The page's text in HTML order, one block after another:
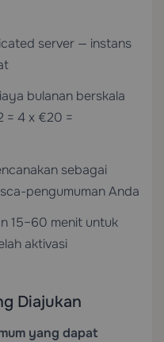
server — instans
bulanan berskala
= 4 x €20 =
sebagai
pengumuman Anda
15–60 menit untuk
aktivasi
Diajukan
yang dapat